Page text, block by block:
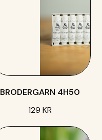
BRODERGARN 4H50
129 KR